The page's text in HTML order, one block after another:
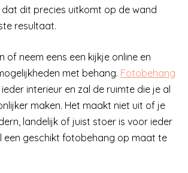
dit precies uitkomt op de wand
resultaat.
of neem eens een kijkje online en
met behang. Fotobehang
interieur en zal de ruimte die je al
maken. Het maakt niet uit of je
landelijk of juist stoer is voor ieder
een geschikt fotobehang op maat te